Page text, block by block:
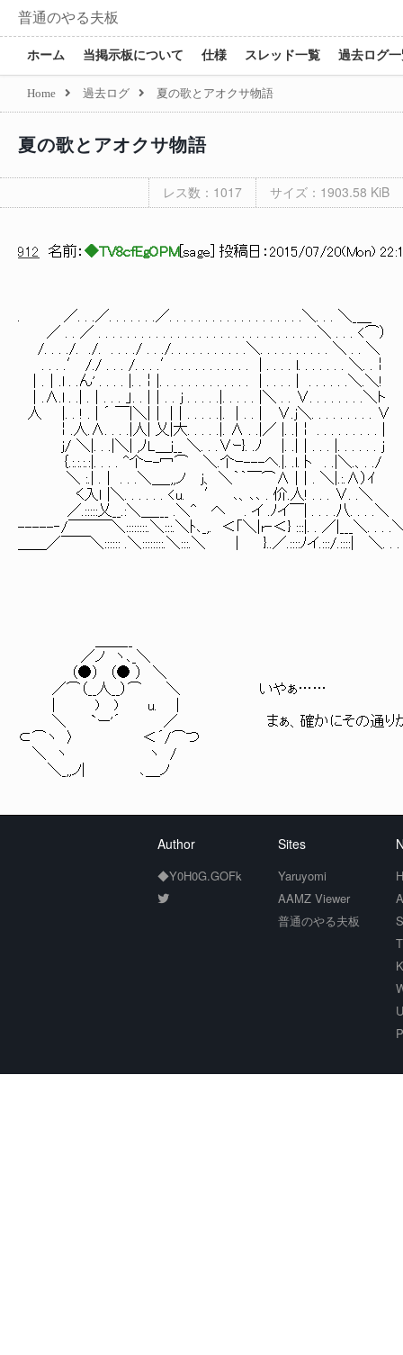
普通のやる夫板
ホーム 当掲示板について 仕様 スレッド一覧 過去ログ
Home 過去ログ 夏の歌とアオクサ物語
夏の歌とアオクサ物語
レス数：1017 サイズ：1903.58 KiB
912 名前： ◆TV8cfEgOPM sage ] 投稿日： 2015/07/20(Mon)
. ／. . .／. . . . . . .／. . . . . . . . . . . . . . . . . . .＼. . . ＼_＿
／ . . ／ . . . . . . . . . . . . . . . . . . . . . . . . . . . . . . .＼ . . . <⌒）
/. . . ./. ./. . . . ./ . . ./. . . . . . . . . . .＼. . . . . . . . . . ＼ . . ＼
. . . .′ /./ . . . /. . . .′. . . . . . . . . . . | . . . . l. . . . . . . ＼. .￤
│.│.l . .ん' . . . . |. .￤|. . . . . . . . . . . . . | . . . . | . . . . . .
│.∧.l . .| .│. . . 」. . |│. . j . . . . .|. . . . . |＼ . . ∨. . . . . . . .＼ト
人 |. . ! . | ´ ￣|＼|│ |│. . . . .|. │. . | ∨.j＼. . . . . . . . . ∨
￤.人.∧. . . .|人| 乂|大. . . . .|. ∧ . .|／ |. .|￤ . . . . . . . . . |
j/ ＼|. . .|＼| ,ﾉL＿j__ ＼. . .∨ｰ}. .ﾉ |. .|│. . . |. . . . . . j
｛.:.:.:.:|. . . . ^个ｰ-冖⌒ ＼.个ｰ---ヘ.|. .l.卜 . .|＼.、. ./
＼ :.| .│ . . .＼＿_,,ノ j、 ＼｀｀￣⌒∧ |│. ＼|.:.∧）ｲ
く入ｌ |＼. . . . . . <u. ′ ､、､､ . 价.人! . . . ∨. .＼
／.:::::乂__.:＼＿___ .＼^ へ . イ .ﾉイ￣| . . . .八. . . .＼
-----‐/￣￣￣＼::::::::.＼:::.＼ﾄ､_,. ＜｢＼|r‐＜} :::|. . ／|___＼. . . .
＿＿／￣￣＼:::::: .＼::::::::.＼:::.＼ | }..／.::::ﾉイ.:::/.::::| ＼. . .
／ノ ヽ､_＼
（●） （● ） ＼
／⌒（__人__）⌒ ＼ いやぁ……
| ) ) u. |
＼ `ー'´ ／ まぁ、確かにその通りか
⊂⌒ヽ 〉 ＜´/⌒つ
＼ ヽ ヽ /
＼_,,ノ| ､＿ノ
Author
◆Y0H0G.GOFk
Sites
Yaruyomi
AAMZ Viewer
普通のやる夫板